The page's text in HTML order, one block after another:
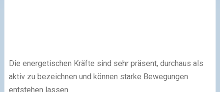
Die energetischen Kräfte sind sehr präsent, durchaus als
aktiv zu bezeichnen und können starke Bewegungen
entstehen lassen.